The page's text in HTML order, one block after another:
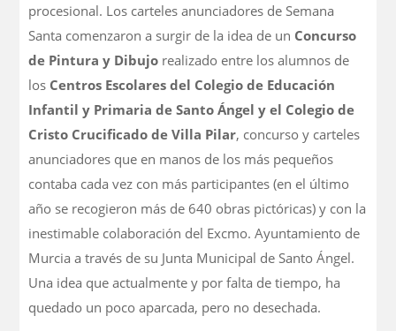
procesional. Los carteles anunciadores de Semana
Santa comenzaron a surgir de la idea de un Concurso
de Pintura y Dibujo realizado entre los alumnos de
los Centros Escolares del Colegio de Educación
Infantil y Primaria de Santo Ángel y el Colegio de
Cristo Crucificado de Villa Pilar, concurso y carteles
anunciadores que en manos de los más pequeños
contaba cada vez con más participantes (en el último
año se recogieron más de 640 obras pictóricas) y con la
inestimable colaboración del Excmo. Ayuntamiento de
Murcia a través de su Junta Municipal de Santo Ángel.
Una idea que actualmente y por falta de tiempo, ha
quedado un poco aparcada, pero no desechada.